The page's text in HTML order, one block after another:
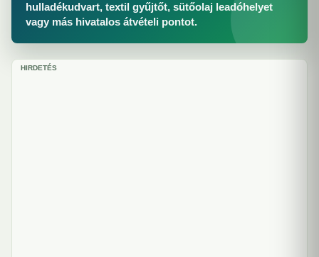
hulladékudvart, textil gyűjtőt, sütőolaj leadóhelyet
vagy más hivatalos átvételi pontot.
HIRDETÉS